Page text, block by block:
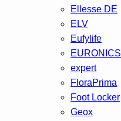
Ellesse DE
ELV
Eufylife
EURONICS
expert
FloraPrima
Foot Locker
Geox